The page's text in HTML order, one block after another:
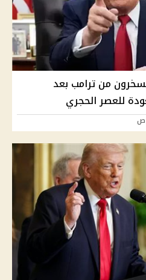
يسخرون من ترامب بعد
للعصر الحجري